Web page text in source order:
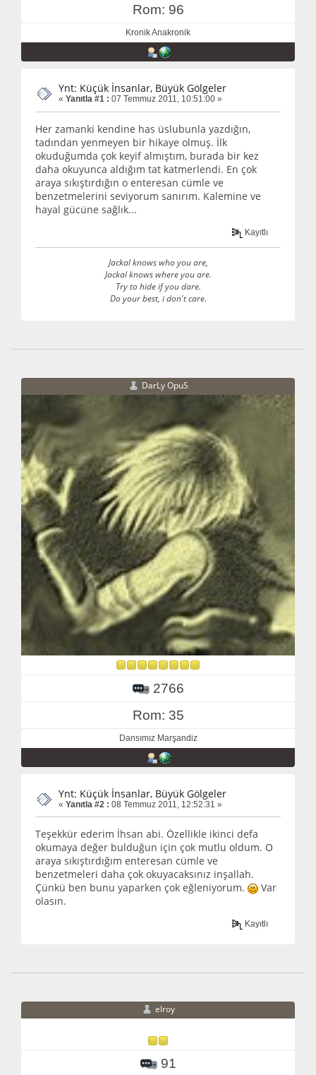
Rom: 96
Kronik Anakronik
Ynt: Küçük İnsanlar, Büyük Gölgeler
« Yanıtla #1 : 07 Temmuz 2011, 10:51:00 »
Her zamanki kendine has üslubunla yazdığın,
tadından yenmeyen bir hikaye olmuş. İlk
okuduğumda çok keyif almıştım, burada bir kez
daha okuyunca aldığım tat katmerlendi. En çok
araya sıkıştırdığın o enteresan cümle ve
benzetmelerini seviyorum sanırım. Kalemine ve
hayal gücüne sağlık...
Kayıtlı
Jackal knows who you are,
Jackal knows where you are.
Try to hide if you dare.
Do your best, i don't care.
DarLy OpuS
2766
Rom: 35
Dansımız Marşandiz
Ynt: Küçük İnsanlar, Büyük Gölgeler
« Yanıtla #2 : 08 Temmuz 2011, 12:52:31 »
Teşekkür ederim İhsan abi. Özellikle ikinci defa
okumaya değer bulduğun için çok mutlu oldum. O
araya sıkıştırdığım enteresan cümle ve
benzetmeleri daha çok okuyacaksınız inşallah.
Çünkü ben bunu yaparken çok eğleniyorum.
Var
olasın.
Kayıtlı
elroy
91